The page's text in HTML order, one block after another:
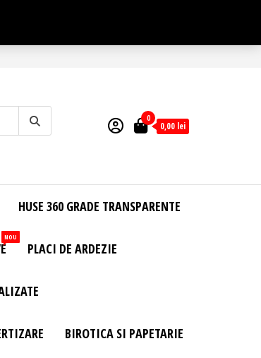
0
0,00 lei
HUSE 360 GRADE TRANSPARENTE
NOU
PLACI DE ARDEZIE
BIROTICA SI PAPETARIE